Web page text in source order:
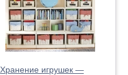
Хранение игрушек —